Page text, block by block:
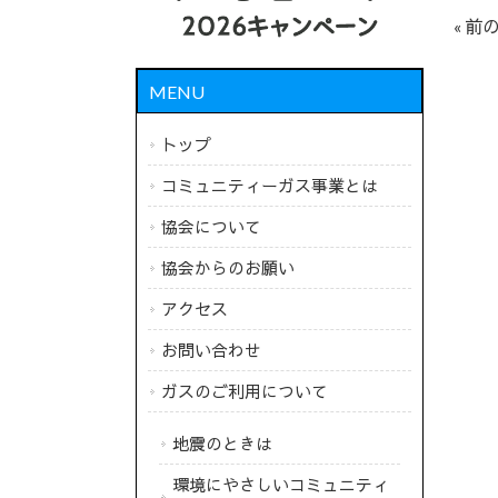
« 前
MENU
トップ
コミュニティーガス事業とは
協会について
協会からのお願い
アクセス
お問い合わせ
ガスのご利用について
地震のときは
環境にやさしいコミュニティ